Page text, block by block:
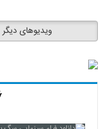
ویدیوهای دیگر